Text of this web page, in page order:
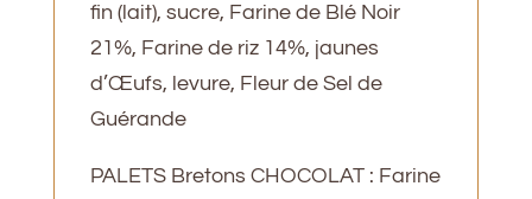
fin (lait), sucre, Farine de Blé Noir
21%, Farine de riz 14%, jaunes
d’Œufs, levure, Fleur de Sel de
Guérande
PALETS Bretons CHOCOLAT : Farine